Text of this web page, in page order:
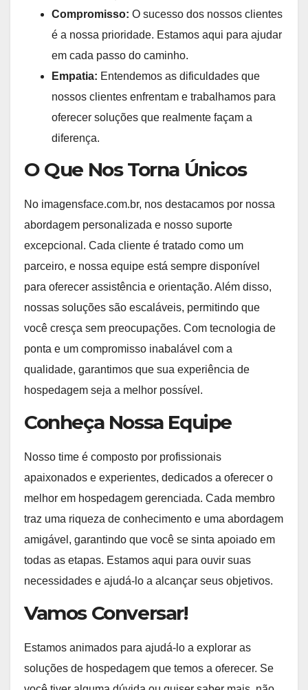
Compromisso: O sucesso dos nossos clientes
é a nossa prioridade. Estamos aqui para ajudar
em cada passo do caminho.
Empatia: Entendemos as dificuldades que
nossos clientes enfrentam e trabalhamos para
oferecer soluções que realmente façam a
diferença.
O Que Nos Torna Únicos
No imagensface.com.br, nos destacamos por nossa
abordagem personalizada e nosso suporte
excepcional. Cada cliente é tratado como um
parceiro, e nossa equipe está sempre disponível
para oferecer assistência e orientação. Além disso,
nossas soluções são escaláveis, permitindo que
você cresça sem preocupações. Com tecnologia de
ponta e um compromisso inabalável com a
qualidade, garantimos que sua experiência de
hospedagem seja a melhor possível.
Conheça Nossa Equipe
Nosso time é composto por profissionais
apaixonados e experientes, dedicados a oferecer o
melhor em hospedagem gerenciada. Cada membro
traz uma riqueza de conhecimento e uma abordagem
amigável, garantindo que você se sinta apoiado em
todas as etapas. Estamos aqui para ouvir suas
necessidades e ajudá-lo a alcançar seus objetivos.
Vamos Conversar!
Estamos animados para ajudá-lo a explorar as
soluções de hospedagem que temos a oferecer. Se